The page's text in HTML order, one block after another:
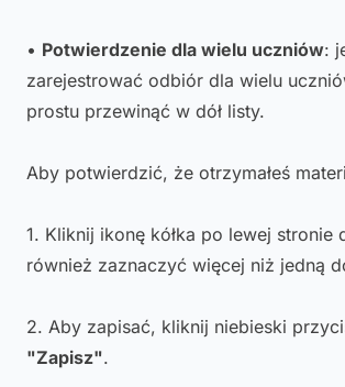
• Potwierdzenie dla wielu uczniów:
zarejestrować odbiór dla wielu
prostu przewinąć w dół listy.
Aby potwierdzić, że otrzymałeś
1. Kliknij ikonę kółka po lewej stronie
również zaznaczyć więcej niż jedną
2. Aby zapisać, kliknij niebieski
"Zapisz".